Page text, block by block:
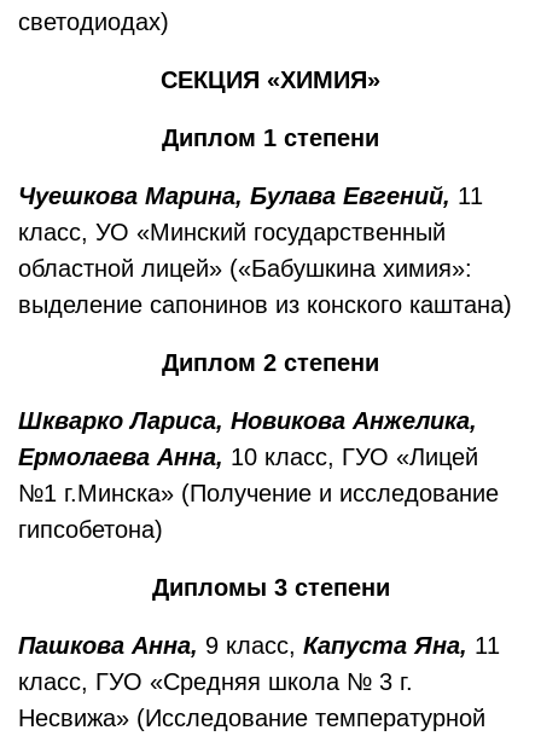
светодиодах)
СЕКЦИЯ «ХИМИЯ»
Диплом 1 степени
Чуешкова Марина, Булава Евгений, 11
класс, УО «Минский государственный
областной лицей» («Бабушкина химия»:
выделение сапонинов из конского каштана)
Диплом 2 степени
Шкварко Лариса, Новикова Анжелика,
Ермолаева Анна, 10 класс, ГУО «Лицей
№1 г.Минска» (Получение и исследование
гипсобетона)
Дипломы 3 степени
Пашкова Анна, 9 класс, Капуста Яна, 11
класс, ГУО «Средняя школа № 3 г.
Несвижа» (Исследование температурной